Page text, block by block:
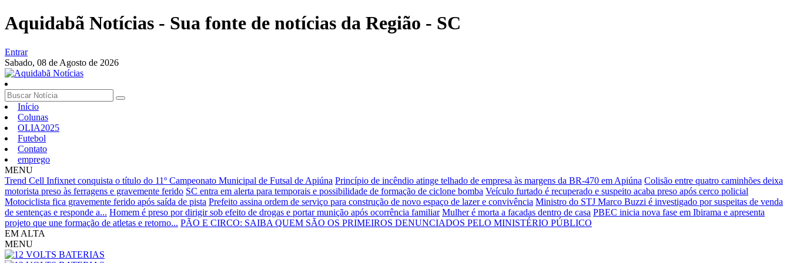
Aquidabã Notícias - Sua fonte de notícias da Região - SC
Entrar
Sabado, 08 de Agosto de 2026
Início
Colunas
OLIA2025
Futebol
Contato
emprego
MENU
Trend Cell Infixnet conquista o título do 11º Campeonato Municipal de Futsal de Apiúna Princípio de incêndio atinge telhado de empresa às margens da BR-470 em Apiúna Colisão entre quatro caminhões deixa
motorista preso às ferragens e gravemente ferido SC entra em alerta para temporais e possibilidade de formação de ciclone bomba Veículo furtado é recuperado e suspeito acaba preso após cerco policial
Motociclista fica gravemente ferido após saída de pista Prefeito assina ordem de serviço para construção de novo espaço de lazer e convivência Ministro do STJ Marco Buzzi é investigado por suspeitas de venda
de sentenças e responde a... Homem é preso por dirigir sob efeito de drogas e portar munição após ocorrência familiar Mulher é morta a facadas dentro de casa PBEC inicia nova fase em Ibirama e apresenta
projeto que une formação de atletas e retorno... PÃO E CIRCO: SAIBA QUEM SÃO OS PRIMEIROS DENUNCIADOS PELO MINISTÉRIO PÚBLICO
EM ALTA
MENU